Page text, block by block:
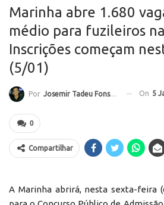
Marinha abre 1.680
médio para fuzileiros
Inscrições começam
(5/01)
Por Josemir Tadeu Fonseca On 5
0
Compartilhar
A Marinha abrirá, nesta sexta-feira